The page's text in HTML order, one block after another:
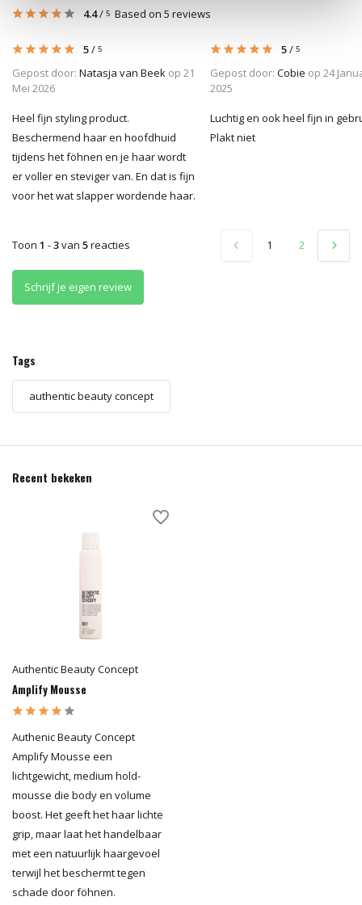
4.4/ 5 Based on 5 reviews
5/ 5
Gepost door: Natasja van Beek op 21
Mei 2026
Heel fijn styling product.
Beschermend haar en hoofdhuid
tijdens het föhnen en je haar wordt
er voller en steviger van. En dat is fijn
voor het wat slapper wordende haar.
5/ 5
Gepost door: Cobie op 24
2025
Luchtig en ook heel fijn in
Plakt niet
Toon 1 -3van 5reacties 1 2
Schrijf je eigen review
Tags
authentic beauty concept
Recent bekeken
Authentic Beauty Concept
Amplify Mousse
Authenic Beauty Concept
Amplify Mousse een
lichtgewicht, medium hold-
mousse die body en volume
boost. Het geeft het haar lichte
grip, maar laat het handelbaar
met een natuurlijk haargevoel
terwijl het beschermt tegen
schade door föhnen.